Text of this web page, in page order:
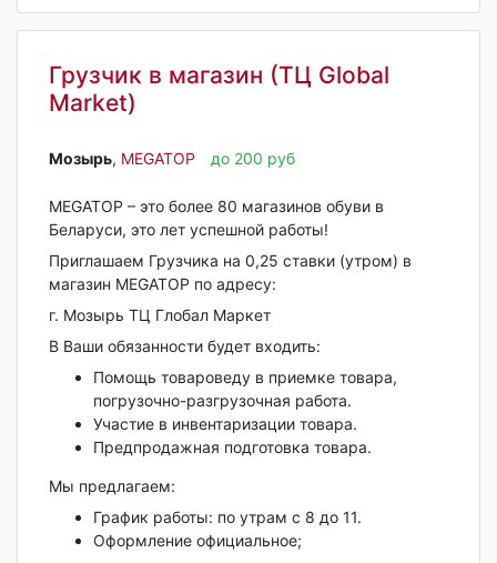
Грузчик в магазин (ТЦ Global
Market)
Мозырь‎, MEGATOP до 200 руб
MEGATOP – это более 80 магазинов обуви в
Беларуси, это лет успешной работы!
Приглашаем Грузчика на 0,25 ставки (утром) в
магазин MEGATOP по адресу:
г. Мозырь ТЦ Глобал Маркет
В Ваши обязанности будет входить:
Помощь товароведу в приемке товара,
погрузочно-разгрузочная работа.
Участие в инвентаризации товара.
Предпродажная подготовка товара.
Мы предлагаем:
График работы: по утрам с 8 до 11.
Оформление официальное;